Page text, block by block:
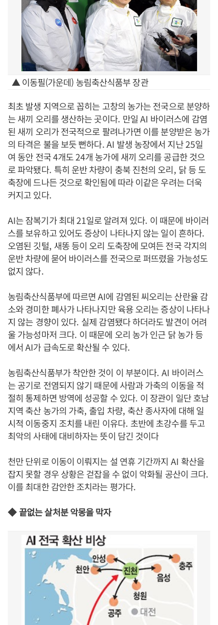
▲ 이동필(가운데) 농림축산식품부 장관
최초 발생 지역으로 꼽히는 고창의 농가는 전국으로 분양하
는 새끼 오리를 생산하는 곳이다. 만일AI 바이러스에 감염
된 새끼 오리가 전국적으로 팔려나가면 이를 분양받은 농가
의 타격은 불을 보듯 뻔하다.AI 발생 농장에서 지난25일
여 동안 전국4개도24개 농가에 새끼 오리를 공급한 것으
로 파악됐다. 특히 운반 차량이 충북 진천의 오리, 닭 등 도
축장에 드나든 것으로 확인됨에 따라 이같은 우려는 더욱
커지고 있다.
AI는 잠복기가 최대 21일로 알려져 있다. 이 때문에 바이러
스를 보유하고 있어도 증상이 나타나지 않는 일이 흔하다.
오염된 깃털, 새똥 등이 오리 도축장에 모여든 전국 각지의
운반 차량에 묻어 바이러스를 전국으로 퍼뜨렸을 가능성도
없지 않다.
농림축산식품부에 따르면AI에 감염된 씨오리는 산란율 감
소와 경미한 폐사가 나타나지만 육용 오리는 증상이 나타나
지 않는 경향이 있다. 실제 감염됐다 하더라도 발견이 어려
울 가능성마저 크다. 이 때문에 오리 농가 인근 닭 농가 등
에서AI가 급속도로 확산될 수 있다.
농림축산식품부가 착안한 것이 이 부분이다. AI 바이러스
는 공기로 전염되지 않기 때문에 사람과 가축의 이동을 적
절히 통제하면 방역에 성공할 수 있다. 이 장관이 일단 호남
지역 축산 농가의 가축, 출입 차량, 축산 종사자에 대해 일
시적 이동중지 조치를 내린 이유다. 초반에 초강수를 두고
최악의 사태에 대비하자는 뜻이 담긴 것이다
천만 단위로 이동이 이뤄지는 설 연휴 기간까지 AI 확산을
잡지 못할 경우 상황은 걷잡을 수 없이 악화될 공산이 크다.
이를 최대한 감안한 조치라는 평가다.
◆끝없는 살처분 악몽을 막자